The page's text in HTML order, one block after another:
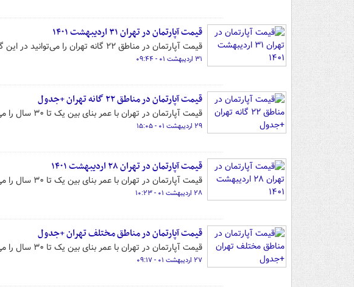
قیمت آپارتمان در تهران ۳۱ اردیبهشت ۱۴۰۱
قیمت آپارتمان در مناطق ۲۲ گانه تهران را می‌توانید در این گزارش مشاهده کنید.
۳۱ اردیبهشت ۰۱ - ۰۹:۴۴
قیمت آپارتمان در مناطق ۲۲ گانه تهران +جدول
قیمت آپارتمان در تهران با عمر بنای بین یک تا ۳۰ سال را می‌توانید در این گزارش مشاهده کنید.
۲۹ اردیبهشت ۰۱ - ۱۵:۰۵
قیمت آپارتمان در تهران ۲۸ اردیبهشت ۱۴۰۱
قیمت آپارتمان در تهران با عمر بنای بین یک تا ۳۰ سال را می‌توانید در این گزارش مشاهده کنید.
۲۸ اردیبهشت ۰۱ - ۱۰:۲۳
قیمت آپارتمان در مناطق مختلف تهران +جدول
قیمت آپارتمان در تهران با عمر بنای بین یک تا ۳۰ سال را می‌توانید در این گزارش مشاهده کنید.
۲۷ اردیبهشت ۰۱ - ۰۹:۱۷